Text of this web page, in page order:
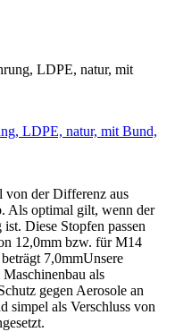
LDPE, natur, mit Bund,
von der Differenz aus
Als optimal gilt, wenn der
Diese Stopfen passen
12,0mm bzw. für M14
7,0mmUnsere
als
gegen Aerosole an
simpel als Verschluss von